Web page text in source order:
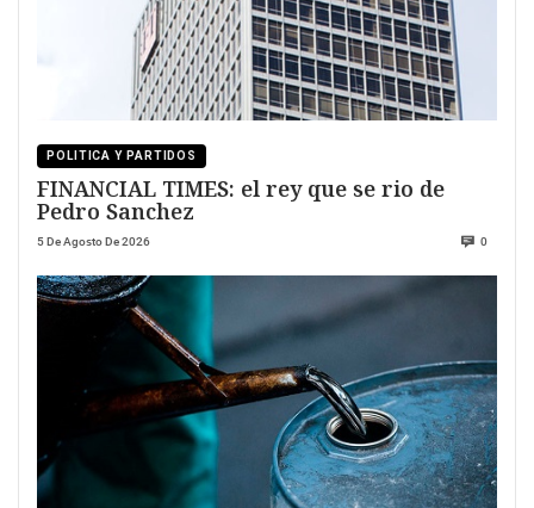
POLITICA Y PARTIDOS
FINANCIAL TIMES: el rey que se rio de
Pedro Sanchez
5 De Agosto De 2026 0